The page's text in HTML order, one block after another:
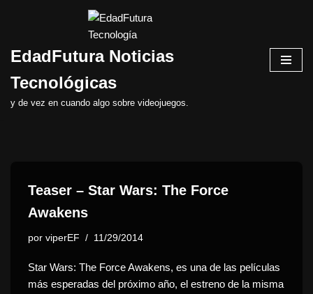
al
EdadFutura Noticias
Tecnológicas
y de vez en cuando algo sobre videojuegos.
Teaser – Star Wars: The Force
Awakens
por viperEF 11/29/2014
Star Wars: The Force Awakens, es una de las películas
más esperadas del próximo año, el estreno de la misma